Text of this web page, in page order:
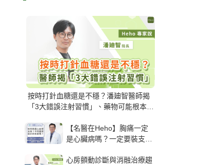
按時打針血糖還是不穩？潘廸智醫師揭
「3大錯誤注射習慣」、藥物可能根本沒
【名醫在Heho】胸痛一定
是心臟病嗎？一定要裝支
解析支架種類、風險與選擇
心房顫動診斷與消融治療趨